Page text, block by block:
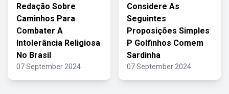
Redação Sobre
Caminhos Para
Combater A
Intolerância Religiosa
No Brasil
07 September 2024
Considere As
Seguintes
Proposições Simples
P Golfinhos Comem
Sardinha
07 September 2024